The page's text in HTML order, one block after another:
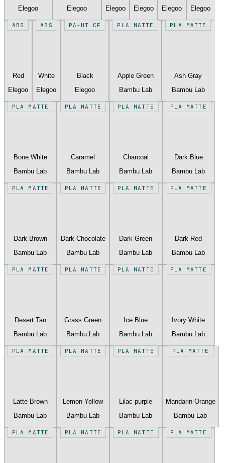
Elegoo
Elegoo
Elegoo
Elegoo
Elegoo
Elegoo
ABS
Red
Elegoo
ABS
White
Elegoo
PA-HT CF
Black
Elegoo
PLA MATTE
Apple Green
Bambu Lab
PLA MATTE
Ash Gray
Bambu Lab
PLA MATTE
Bone White
Bambu Lab
PLA MATTE
Caramel
Bambu Lab
PLA MATTE
Charcoal
Bambu Lab
PLA MATTE
Dark Blue
Bambu Lab
PLA MATTE
Dark Brown
Bambu Lab
PLA MATTE
Dark Chocolate
Bambu Lab
PLA MATTE
Dark Green
Bambu Lab
PLA MATTE
Dark Red
Bambu Lab
PLA MATTE
Desert Tan
Bambu Lab
PLA MATTE
Grass Green
Bambu Lab
PLA MATTE
Ice Blue
Bambu Lab
PLA MATTE
Ivory White
Bambu Lab
PLA MATTE
Latte Brown
Bambu Lab
PLA MATTE
Lemon Yellow
Bambu Lab
PLA MATTE
Lilac purple
Bambu Lab
PLA MATTE
Mandarin Orange
Bambu Lab
PLA MATTE PLA MATTE PLA MATTE PLA MATTE